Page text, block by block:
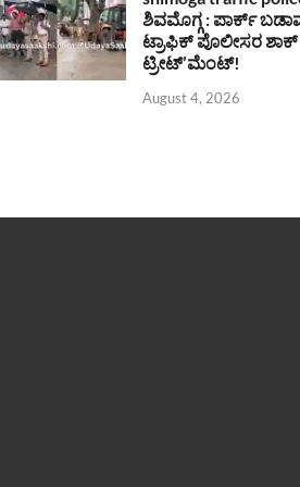
ಶಿವಮೊಗ್ಗ : ಪಾರ್ಕ್
ಟ್ರಾಫಿಕ್ ಪೊಲೀಸರ ಶಾಕ್
ಟ್ರೀಟ್’ಮೆಂಟ್!
August 4, 2026